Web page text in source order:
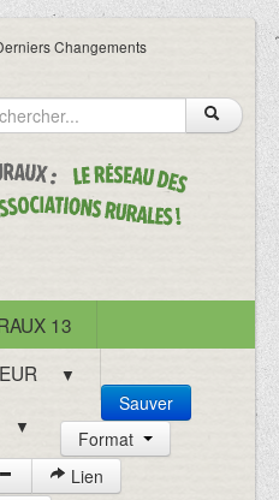
Changements
13
▼
▼
Sauver
Format
Lien